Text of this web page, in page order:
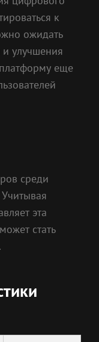
к
ожидать
улучшения
еще
среди
эта
стать